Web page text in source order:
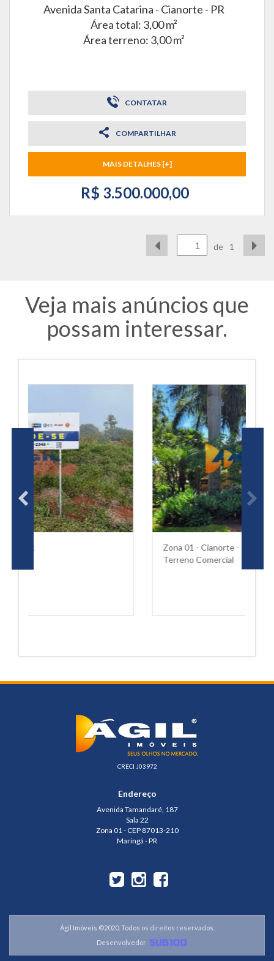
Avenida Santa Catarina - Cianorte - PR
Área total: 3,00 m²
Área terreno: 3,00 m²
CONTATAR
COMPARTILHAR
MAIS DETALHES [+]
R$ 3.500.000,00
de 1
Veja mais anúncios que
possam interessar.
Zona 01 - Cianorte - PR
CRECI J03972
Endereço
Avenida Tamandaré, 187
Sala 22
Zona 01 - CEP 87013-210
Maringá - PR
Ágil Imóveis ©2020. Todos os direitos reservados.
Desenvolvedor